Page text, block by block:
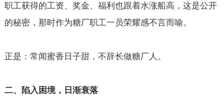
职工获得的工资、奖金、福利也跟着水涨船高，这是公开
的秘密，那时作为糖厂职工一员荣耀感不言而喻。
正是：常闻蜜香日子甜，不辞长做糖厂人。
二、陷入困境，日渐衰落